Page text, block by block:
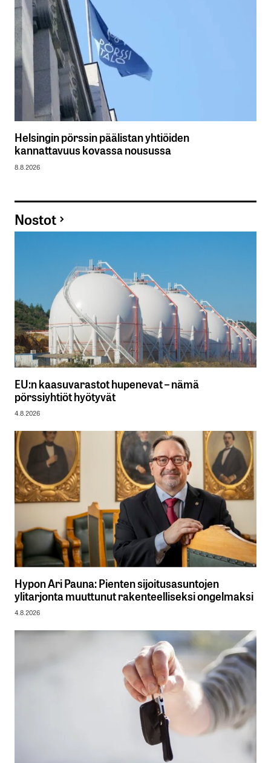
Helsingin pörssin päälistan yhtiöiden
kannattavuus kovassa nousussa
8.8.2026
Nostot
EU:n kaasuvarastot hupenevat – nämä
pörssiyhtiöt hyötyvät
4.8.2026
Hypon Ari Pauna: Pienten sijoitusasuntojen
ylitarjonta muuttunut rakenteelliseksi ongelmaksi
4.8.2026